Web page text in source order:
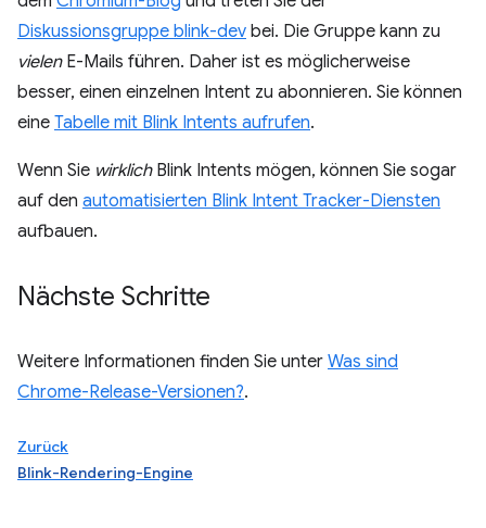
Diskussionsgruppe blink-dev bei. Die Gruppe kann zu
vielenE-Mails führen. Daher ist es möglicherweise
besser, einen einzelnen Intent zu abonnieren. Sie können
eine Tabelle mit Blink Intents aufrufen.
Wenn Sie wirklichBlink Intents mögen, können Sie sogar
auf den automatisierten Blink Intent Tracker-Diensten
aufbauen.
Nächste Schritte
Weitere Informationen finden Sie unter Was sind
Chrome-Release-Versionen?.
Zurück
Blink-Rendering-Engine